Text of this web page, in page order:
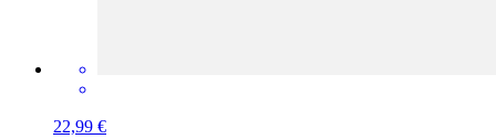
22,99 €